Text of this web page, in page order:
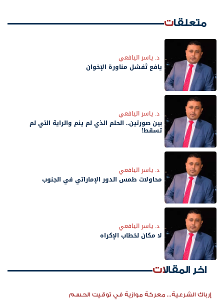
متعلقات
د. ياسر اليافعي
يافع تُفشل مناورة الإخوان
د. ياسر اليافعي
بين صورتين.. الحلم الذي لم ينم والراية التي لم
تسقط!
د. ياسر اليافعي
محاولات طمس الدور الإماراتي في الجنوب
د. ياسر اليافعي
لا مكان لخطاب الإكراه
اخر المقالات
إرباك الشرعية... معركة موازية في توقيت الحسم